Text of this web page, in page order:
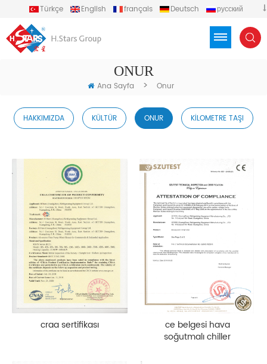
Türkçe English français Deutsch
русский
ONUR
Ana Sayfa > Onur
HAKKIMIZDA KÜLTÜR ONUR KILOMETRE TAŞI
craa sertifikası
ce belgesi hava
soğutmalı chiller